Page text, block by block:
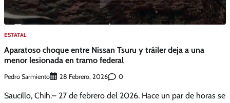
ESTATAL
Aparatoso choque entre Nissan Tsuru y tráiler deja a una
menor lesionada en tramo federal
Pedro Sarmiento 28 Febrero, 2026 0
Saucillo, Chih.– 27 de febrero del 2026. Hace un par de horas se